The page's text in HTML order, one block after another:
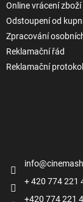
Online vrácení zboží
Odstoupení od
Zpracování
Reklamační řád
Reklamační protokol
info@
+ 420 774 221
+420 774 221